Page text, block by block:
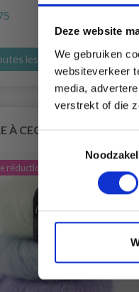
Deze website
We gebruiken
websiteverkeer
media,
verstrekt of die
Toestemmingsselectie
les options
À CECI
réduction